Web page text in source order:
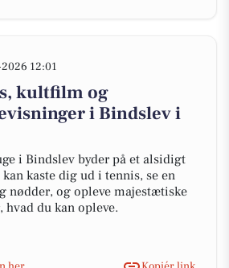
12:01
kultfilm og
i Bindslev i
i Bindslev byder på et alsidigt
kaste dig ud i tennis, se en
nødder, og opleve majestætiske
du kan opleve.